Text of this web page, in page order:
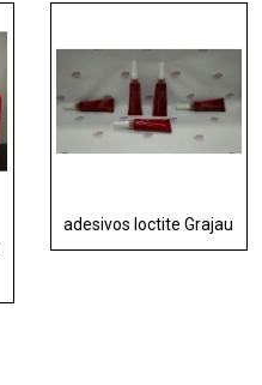
adesivos loctite Grajau